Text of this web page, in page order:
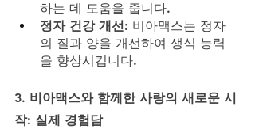
하는 데 도움을 줍니다.
정자 건강 개선: 비아맥스는 정자
의 질과 양을 개선하여 생식 능력
을 향상시킵니다.
3. 비아맥스와 함께한 사랑의 새로운 시
작: 실제 경험담